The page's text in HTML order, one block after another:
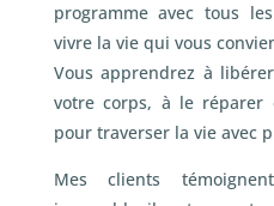
programme avec tous
vivre la vie qui vous
Vous apprendrez à
votre corps, à le réparer
pour traverser la vie avec
Mes clients